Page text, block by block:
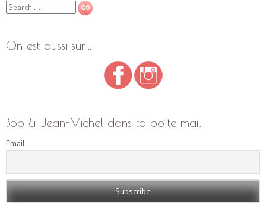
Search
On est aussi sur…
Bob & Jean-Michel dans ta boîte mail
Email